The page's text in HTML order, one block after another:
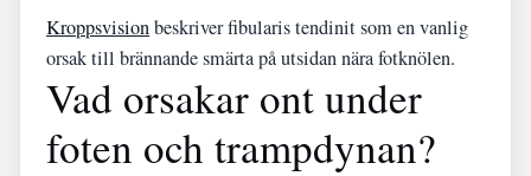
Kroppsvisionbeskriver fibularis tendinit som en vanlig
orsak till brännande smärta på utsidan nära fotknölen.
Vad orsakar ont under
foten och trampdynan?